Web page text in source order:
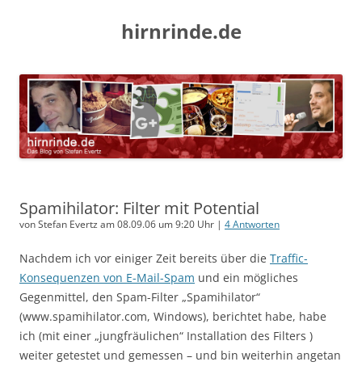
hirnrinde.de
Spamihilator: Filter mit Potential
von Stefan Evertz am 08.09.06 um 9:20 Uhr | 4 Antworten
Nachdem ich vor einiger Zeit bereits über die Traffic-
Konsequenzen von E-Mail-Spam und ein mögliches
Gegenmittel, den Spam-Filter „Spamihilator“
(www.spamihilator.com, Windows), berichtet habe, habe
ich (mit einer „jungfräulichen“ Installation des Filters )
weiter getestet und gemessen – und bin weiterhin angetan